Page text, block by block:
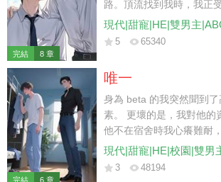
完結 8 章
路。頂流找到我時，我正
氣急敗壞地將我抵在墻上
身？我怎麼不記得你曾經
淡寫地拂開他的手，抱起
「陸先生，請收斂一點，
了。」 他氣笑了，好整以
「明眼人都看得出來，年
看著如同一個模子刻出來
現代|甜寵|HE|雙男主
5 65340
完結 6 章
唯一
身為 beta 的我突然聞到
素。 更壞的是，我對他的
他不在宿舍時我心癢難耐
服。 眼看依賴感愈發強，
宿舍你可以收起來你的資
現代|甜寵|HE|校園|雙男
3 48194